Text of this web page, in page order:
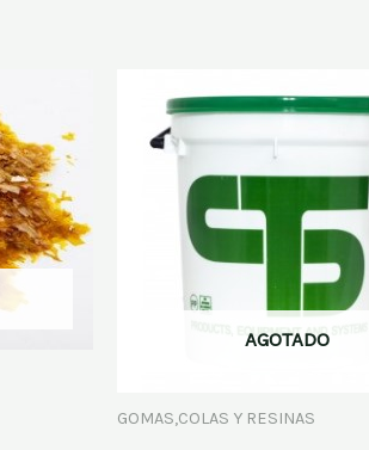
AGOTADO
GOMAS,COLAS Y RESINAS